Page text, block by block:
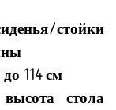
стойки
114 см
стола